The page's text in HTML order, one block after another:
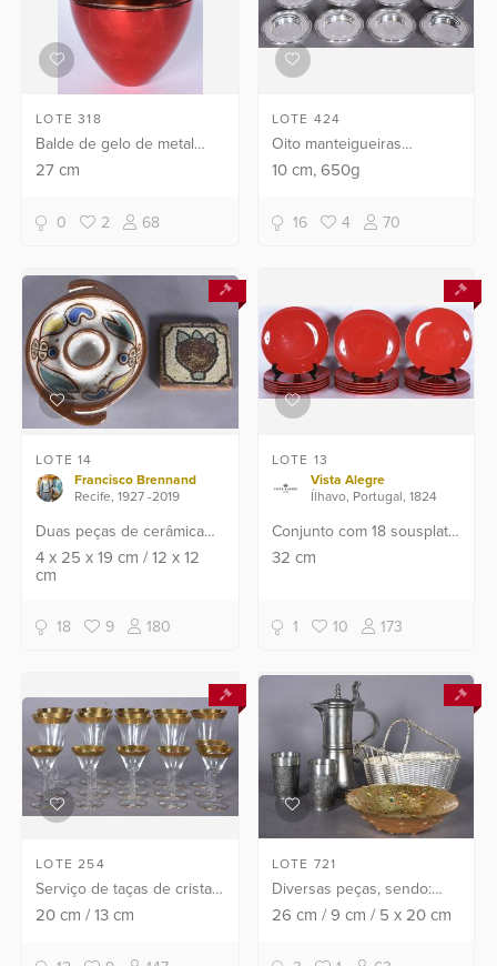
LOTE 318
Balde de gelo de metal
vermelho feitio maçã.
27cm
0 2 68
LOTE 424
Oito manteigueiras
individuais de prata
Águia, 1 º título. Peso da
prata: 650 g (Por motivos
10 cm, 650g
16 4 70
LOTE 14
Francisco Brennand
Recife, 1927 -2019
Duas peças de cerâmica
policromada, sendo:
petisqueira e porta copo.
4x 25x 19cm/12x 12
cm
18 9 180
LOTE 13
Vista Alegre
Ílhavo, Portugal, 1824
Conjunto com 18 sousplats
de cerâmica portuguesa na
32 cm
1 10 173
LOTE 254
Serviço de taças de cristal
com bordas douradas,
e 6 para licor. Total: 15
20cm/13cm
LOTE 721
Diversas peças, sendo:
jarra e 2 copos de pewter,
e bowl de vidro dourado
26 cm /9 cm / 5 x20 cm